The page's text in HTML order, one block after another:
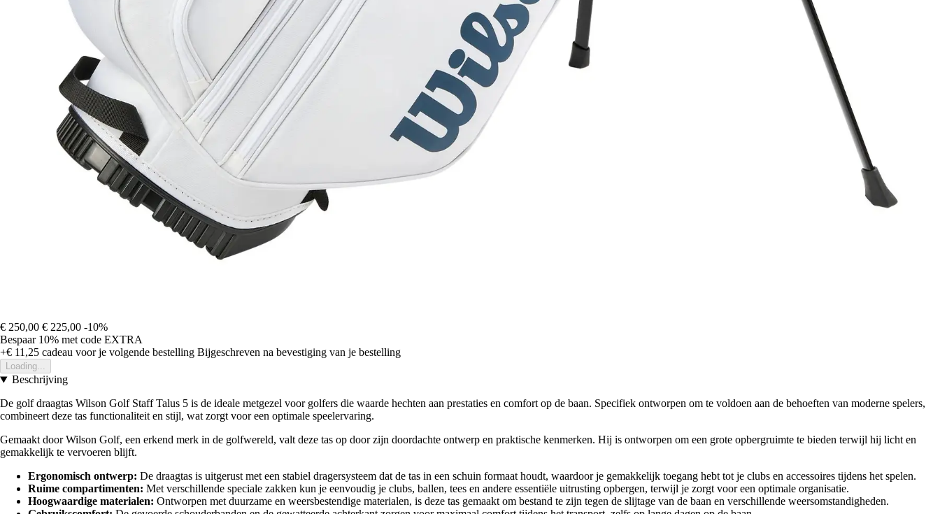
€ 250,00 € 225,00 -10%
Bespaar 10% met code EXTRA
+€ 11,25 cadeau voor je volgende bestelling Bijgeschreven na bevestiging van je bestelling
Loading...
Beschrijving
De golf draagtas Wilson Golf Staff Talus 5 is de ideale metgezel voor golfers die waarde hechten aan prestaties en comfort op de baan. Specifiek ontworpen om te voldoen aan de behoeften van moderne spelers,
combineert deze tas functionaliteit en stijl, wat zorgt voor een optimale speelervaring.
Gemaakt door Wilson Golf, een erkend merk in de golfwereld, valt deze tas op door zijn doordachte ontwerp en praktische kenmerken. Hij is ontworpen om een grote opbergruimte te bieden terwijl hij licht en
gemakkelijk te vervoeren blijft.
Ergonomisch ontwerp: De draagtas is uitgerust met een stabiel dragersysteem dat de tas in een schuin formaat houdt, waardoor je gemakkelijk toegang hebt tot je clubs en accessoires tijdens het spelen.
Ruime compartimenten: Met verschillende speciale zakken kun je eenvoudig je clubs, ballen, tees en andere essentiële uitrusting opbergen, terwijl je zorgt voor een optimale organisatie.
Hoogwaardige materialen: Ontworpen met duurzame en weersbestendige materialen, is deze tas gemaakt om bestand te zijn tegen de slijtage van de baan en verschillende weersomstandigheden.